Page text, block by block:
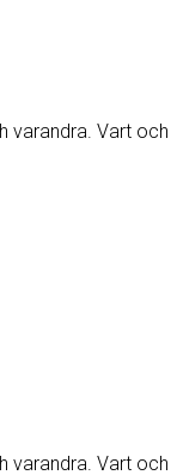
varandra. Vart och
varandra. Vart och